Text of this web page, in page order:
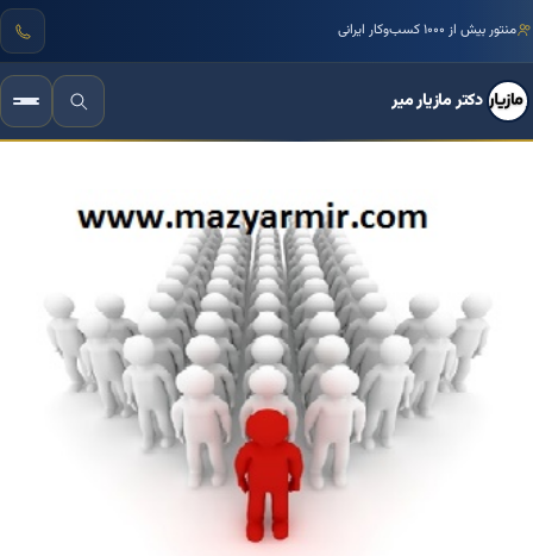
منتور بیش از ۱۰۰۰ کسب‌وکار ایرانی
دکتر مازیار میر